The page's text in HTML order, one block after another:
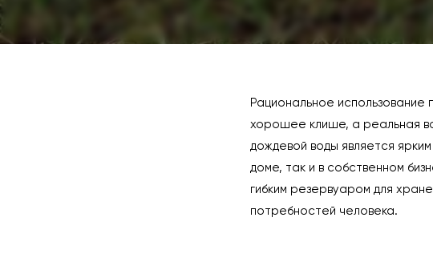
Рациональное
хорошее клише, а реальная
дождевой воды является
доме, так и в собственном
гибким резервуаром для
потребностей человека.